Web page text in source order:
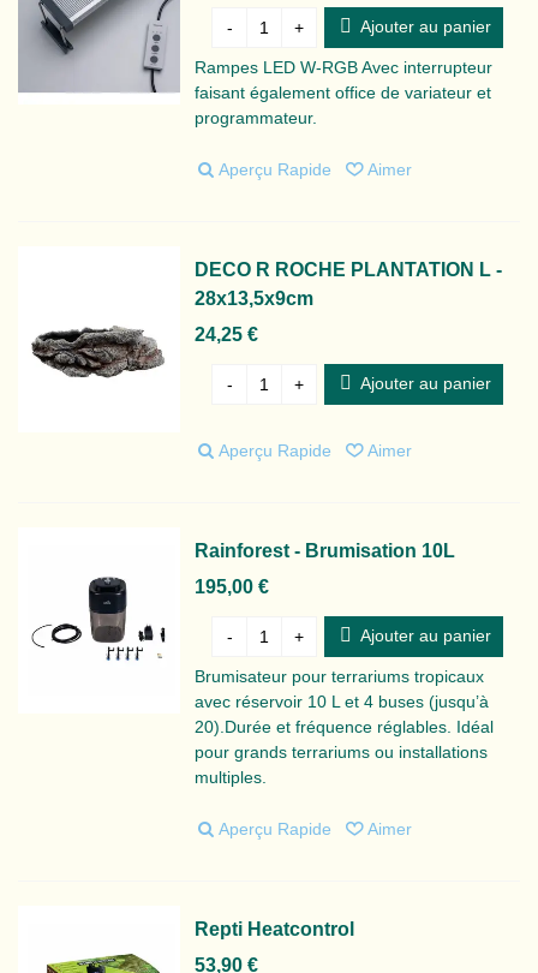
- + Ajouter au panier
Rampes LED W-RGB Avec interrupteur
faisant également office de variateur et
programmateur.
Aperçu Rapide Aimer
DECO R ROCHE PLANTATION L -
28x13,5x9cm
24,25 €
- + Ajouter au panier
Aperçu Rapide Aimer
Rainforest - Brumisation 10L
195,00 €
- + Ajouter au panier
Brumisateur pour terrariums tropicaux
avec réservoir 10 L et 4 buses (jusqu’à
20).Durée et fréquence réglables. Idéal
pour grands terrariums ou installations
multiples.
Aperçu Rapide Aimer
Repti Heatcontrol
53,90 €